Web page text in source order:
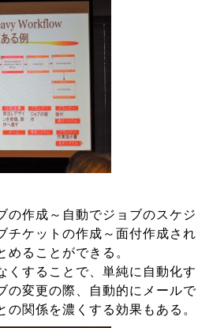
の作成～自動でジョブのスケジ
チケットの作成～面付作成され
ることができる。
くすることで、単純に自動化す
の変更の際、自動的にメールで
関係を濃くする効果もある。